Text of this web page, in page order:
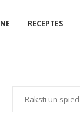
RECEPTES